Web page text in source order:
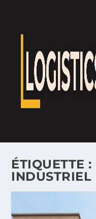
ÉTIQUETTE :
INDUSTRIEL